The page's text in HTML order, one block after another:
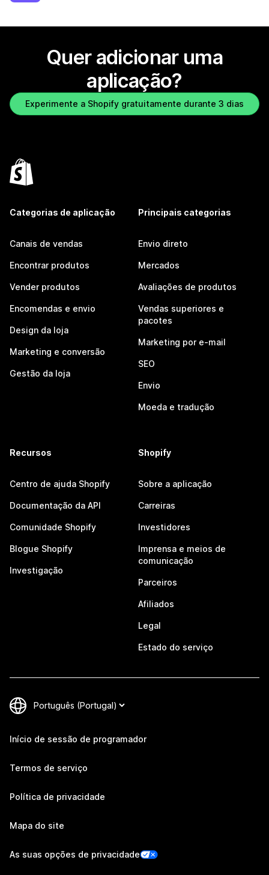
Quer adicionar uma
aplicação?
Experimente a Shopify gratuitamente durante 3 dias
Categorias de aplicação
Canais de vendas
Encontrar produtos
Vender produtos
Encomendas e envio
Design da loja
Marketing e conversão
Gestão da loja
Principais categorias
Envio direto
Mercados
Avaliações de produtos
Vendas superiores e
pacotes
Marketing por e-mail
SEO
Envio
Moeda e tradução
Recursos
Centro de ajuda Shopify
Documentação da API
Comunidade Shopify
Blogue Shopify
Investigação
Shopify
Sobre a aplicação
Carreiras
Investidores
Imprensa e meios de
comunicação
Parceiros
Afiliados
Legal
Estado do serviço
Início de sessão de programador
Termos de serviço
Política de privacidade
Mapa do site
As suas opções de privacidade